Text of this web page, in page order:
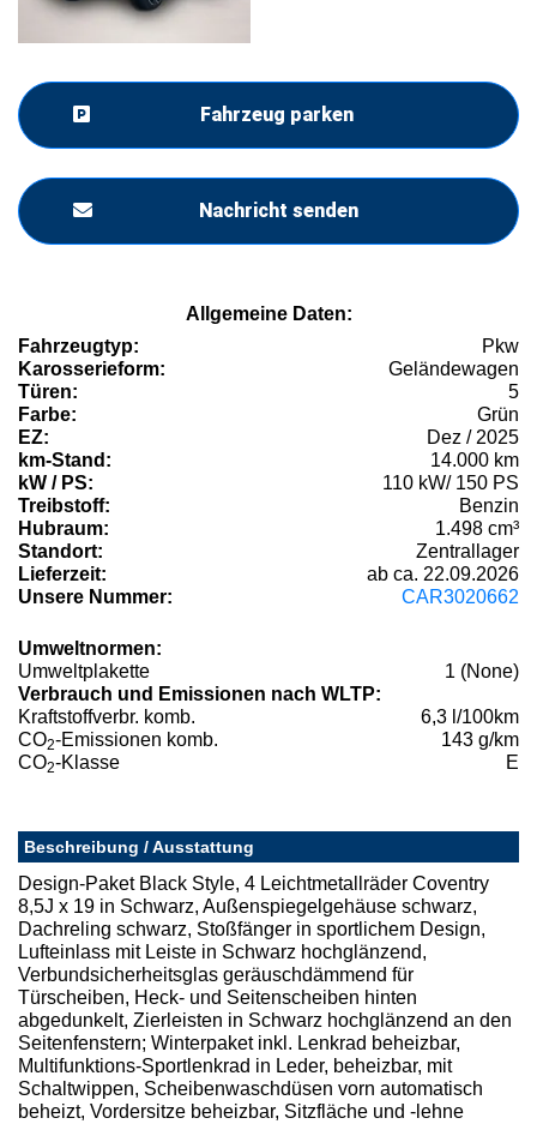
Fahrzeug parken
Nachricht senden
Allgemeine Daten:
Fahrzeugtyp:
Pkw
Karosserieform:
Geländewagen
Türen:
5
Farbe:
Grün
EZ:
Dez / 2025
km-Stand:
14.000 km
kW / PS:
110 kW/ 150 PS
Treibstoff:
Benzin
Hubraum:
1.498 cm³
Standort:
Zentrallager
Lieferzeit:
ab ca. 22.09.2026
Unsere Nummer:
CAR3020662
Umweltnormen:
Umweltplakette
1 (None)
Verbrauch und Emissionen nach WLTP:
Kraftstoffverbr. komb.
6,3 l/100km
CO2-Emissionen komb.
143 g/km
CO2-Klasse E
Beschreibung / Ausstattung
Design-Paket Black Style, 4 Leichtmetallräder Coventry
8,5J x 19 in Schwarz, Außenspiegelgehäuse schwarz,
Dachreling schwarz, Stoßfänger in sportlichem Design,
Lufteinlass mit Leiste in Schwarz hochglänzend,
Verbundsicherheitsglas geräuschdämmend für
Türscheiben, Heck- und Seitenscheiben hinten
abgedunkelt, Zierleisten in Schwarz hochglänzend an den
Seitenfenstern; Winterpaket inkl. Lenkrad beheizbar,
Multifunktions-Sportlenkrad in Leder, beheizbar, mit
Schaltwippen, Scheibenwaschdüsen vorn automatisch
beheizt, Vordersitze beheizbar, Sitzfläche und -lehne